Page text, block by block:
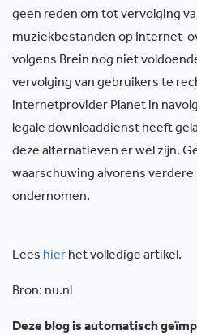
geen reden om tot vervolging
muziekbestanden op Internet
volgens Brein nog niet
vervolging van gebruikers te
internetprovider Planet in
legale downloaddienst heeft
deze alternatieven er wel zijn.
waarschuwing alvorens
ondernomen.
Lees hier het volledige artikel.
Bron: nu.nl
Deze blog is automatisch